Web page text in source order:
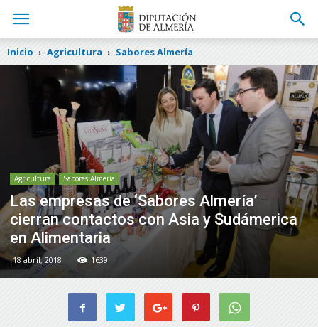
Inicio Agricultura Sabores Almería
Agricultura Sabores Almería
Las empresas de ‘Sabores Almería’
cierran contactos con Asia y Sudámerica
en Alimentaria
18 abril, 2018 1639